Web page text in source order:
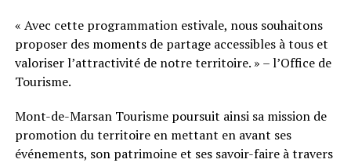
« Avec cette programmation estivale, nous souhaitons
proposer des moments de partage accessibles à tous et
valoriser l’attractivité de notre territoire. » – l’Office de
Tourisme.
Mont-de-Marsan Tourisme poursuit ainsi sa mission de
promotion du territoire en mettant en avant ses
événements, son patrimoine et ses savoir-faire à travers